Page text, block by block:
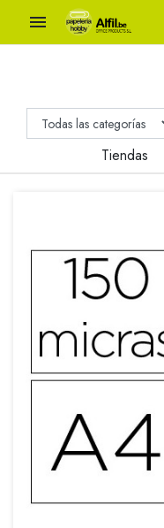

Tiendas